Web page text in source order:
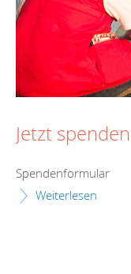
Jetzt spenden
Spendenformular
Weiterlesen